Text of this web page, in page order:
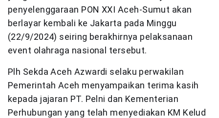
penyelenggaraan PON XXI Aceh-Sumut akan
berlayar kembali ke Jakarta pada Minggu
(22/9/2024) seiring berakhirnya pelaksanaan
event olahraga nasional tersebut.
Plh Sekda Aceh Azwardi selaku perwakilan
Pemerintah Aceh menyampaikan terima kasih
kepada jajaran PT. Pelni dan Kementerian
Perhubungan yang telah menyediakan KM Kelud